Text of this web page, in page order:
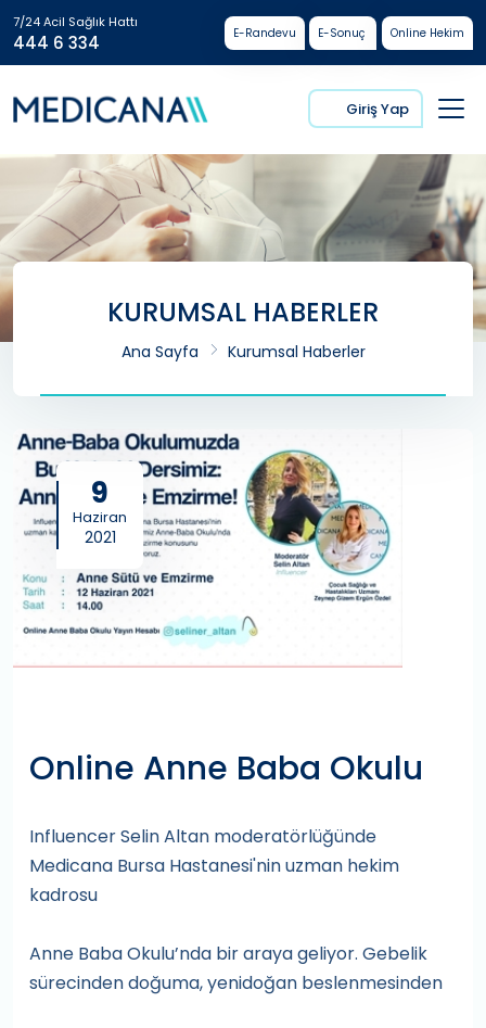
7/24 Acil Sağlık Hattı
444 6 334 E-Randevu E-Sonuç Online Hekim
Giriş Yap
KURUMSAL HABERLER
Ana Sayfa Kurumsal Haberler
9
Haziran
2021
Online Anne Baba Okulu
Influencer Selin Altan moderatörlüğünde
Medicana Bursa Hastanesi'nin uzman hekim
kadrosu
Anne Baba Okulu’nda bir araya geliyor. Gebelik
sürecinden doğuma, yenidoğan beslenmesinden